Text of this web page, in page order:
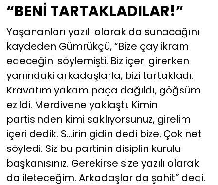
“BENİ TARTAKLADILAR!”
Yaşananları yazılı olarak da sunacağını
kaydeden Gümrükçü, “Bize çay ikram
edeceğini söylemişti. Biz içeri girerken
yanındaki arkadaşlarla, bizi tartakladı.
Kravatım yakam paça dağıldı, göğsüm
ezildi. Merdivene yaklaştı. Kimin
partisinden kimi saklıyorsunuz, girelim
içeri dedik. S…irin gidin dedi bize. Çok net
söyledi. Siz bu partinin disiplin kurulu
başkanısınız. Gerekirse size yazılı olarak
da ileteceğim. Arkadaşlar da şahit” dedi.